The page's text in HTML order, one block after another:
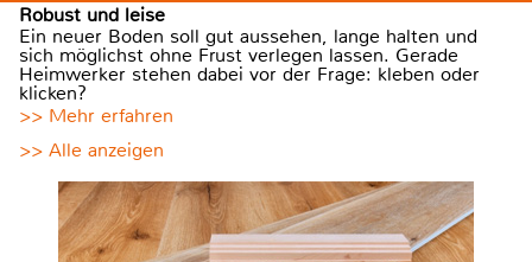
Robust und leise
Ein neuer Boden soll gut aussehen, lange halten und
sich möglichst ohne Frust verlegen lassen. Gerade
Heimwerker stehen dabei vor der Frage: kleben oder
klicken?
>> Mehr erfahren
>> Alle anzeigen